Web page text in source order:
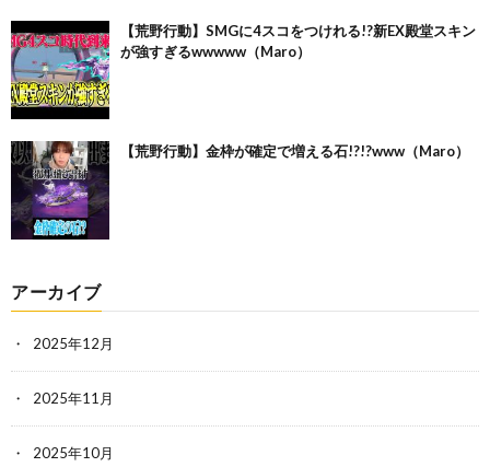
【荒野行動】SMGに4スコをつけれる!?新EX殿堂スキン
が強すぎるwwwww（Maro）
【荒野行動】金枠が確定で増える石!?!?www（Maro）
アーカイブ
2025年12月
2025年11月
2025年10月